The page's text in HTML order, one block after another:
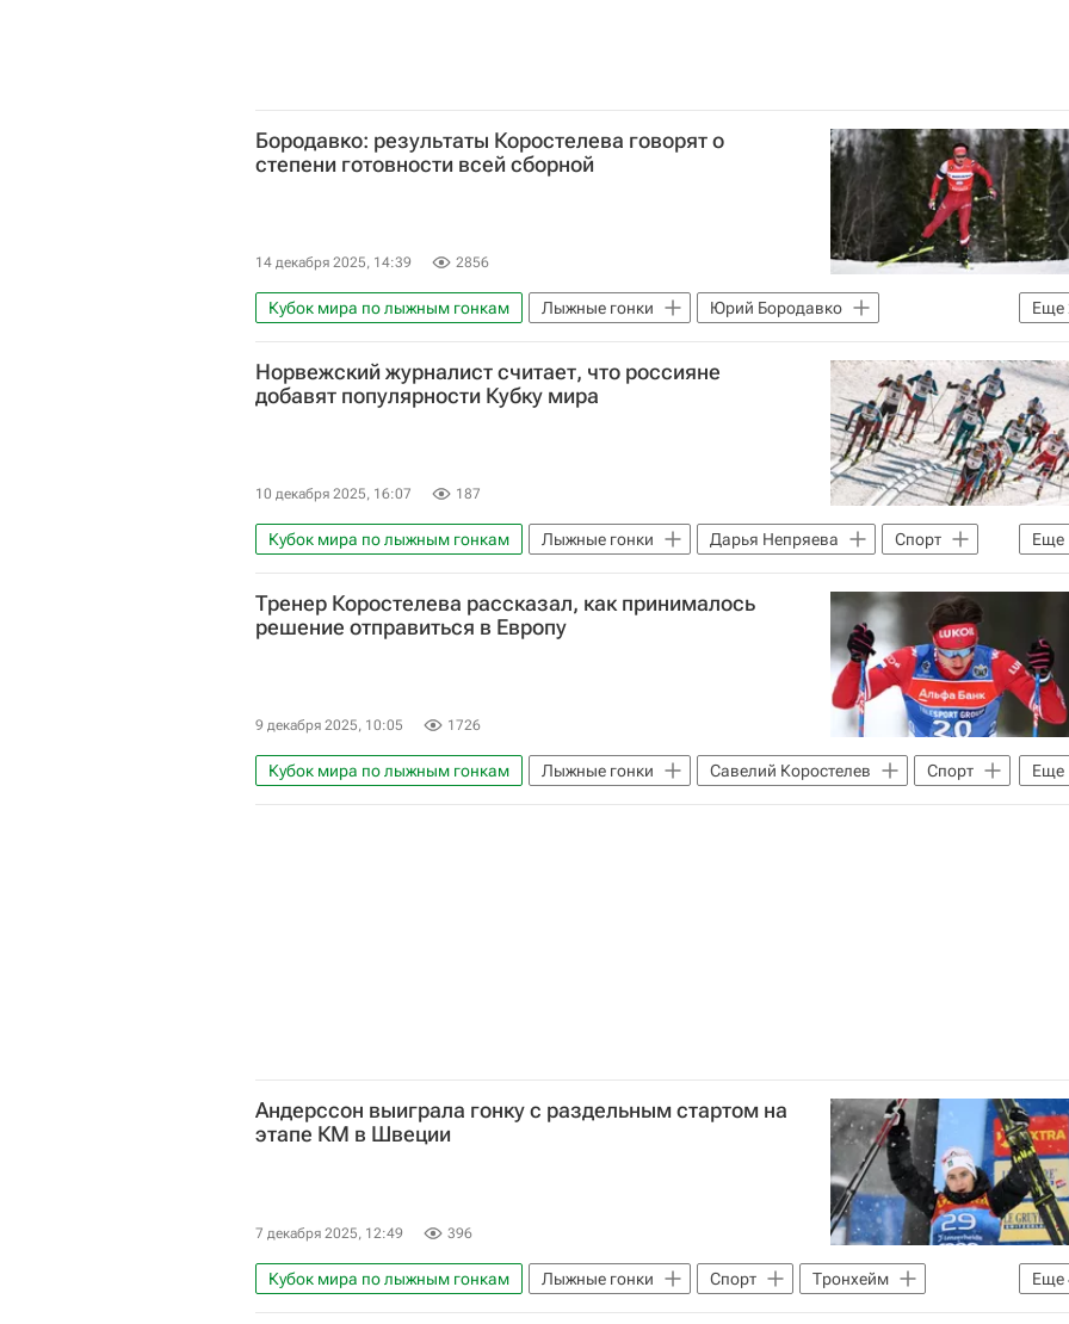
Бородавко: результаты Коростелева говорят о
степени готовности всей сборной
14 декабря 2025, 14:39 2856
Еще
Кубок мира по лыжным гонкам Лыжные гонки
Юрий Бородавко
Савелий Коростелев
Спорт
Норвежский журналист считает, что россияне
добавят популярности Кубку мира
10 декабря 2025, 16:07 187
Еще
Кубок мира по лыжным гонкам Лыжные гонки Дарья Непряева
Спорт
Савелий Коростелев
Тренер Коростелева рассказал, как принималось
решение отправиться в Европу
9 декабря 2025, 10:05 1726
Еще
Кубок мира по лыжным гонкам Лыжные гонки Савелий Коростелев
Спорт
Спортивный арбитражный суд (CAS)
Андерссон выиграла гонку с раздельным стартом на
этапе КМ в Швеции
7 декабря 2025, 12:49 396
Еще
Кубок мира по лыжным гонкам Лыжные гонки Спорт
Тронхейм
Давос
Эбба Андерссон Спортивный арбитражный суд (CAS)